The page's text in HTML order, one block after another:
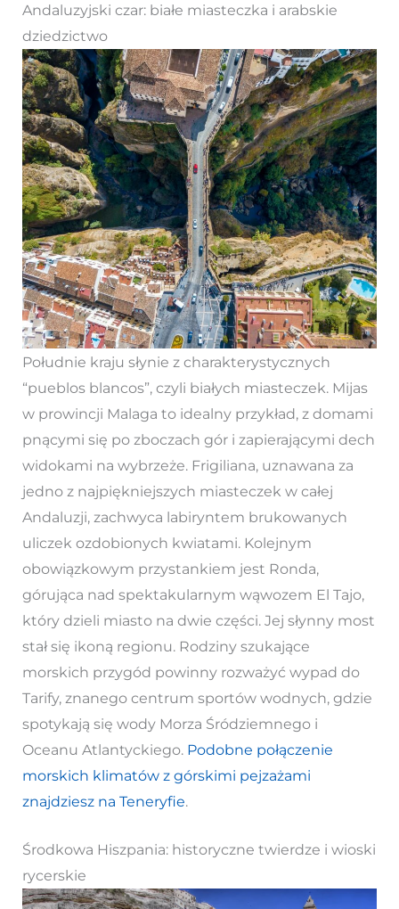
Andaluzyjski czar: białe miasteczka i arabskie
dziedzictwo
Południe kraju słynie z charakterystycznych
“pueblos blancos”, czyli białych miasteczek. Mijas
w prowincji Malaga to idealny przykład, z domami
pnącymi się po zboczach gór i zapierającymi dech
widokami na wybrzeże. Frigiliana, uznawana za
jedno z najpiękniejszych miasteczek w całej
Andaluzji, zachwyca labiryntem brukowanych
uliczek ozdobionych kwiatami. Kolejnym
obowiązkowym przystankiem jest Ronda,
górująca nad spektakularnym wąwozem El Tajo,
który dzieli miasto na dwie części. Jej słynny most
stał się ikoną regionu. Rodziny szukające
morskich przygód powinny rozważyć wypad do
Tarify, znanego centrum sportów wodnych, gdzie
spotykają się wody Morza Śródziemnego i
Oceanu Atlantyckiego. Podobne połączenie
morskich klimatów z górskimi pejzażami
znajdziesz na Teneryfie.
Środkowa Hiszpania: historyczne twierdze i wioski
rycerskie